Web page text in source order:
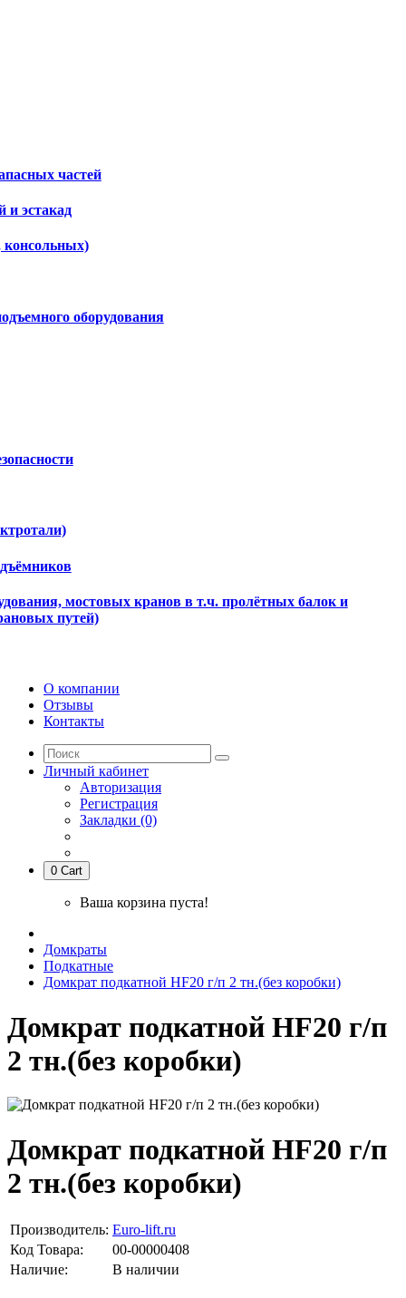
частей
и эстакад
консольных)
оборудования
мостовых кранов в т.ч. пролётных балок и
путей)
О компании
Отзывы
Контакты
Личный кабинет
Авторизация
Регистрация
Закладки (0)
0 Cart
Ваша корзина пуста!
Домкраты
Подкатные
Домкрат подкатной HF20 г/п 2 тн.(без коробки)
Домкрат подкатной HF20 г/п
2 тн.(без коробки)
Домкрат подкатной HF20 г/п
2 тн.(без коробки)
Производитель: Euro-lift.ru
Код Товара:
00-00000408
Наличие:
В наличии